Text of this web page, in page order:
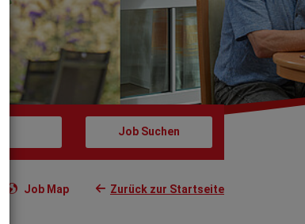
Job Map Zurück zur Startseite